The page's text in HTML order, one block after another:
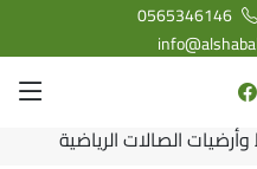
0565346146
وأرضيات الصالات الرياضية